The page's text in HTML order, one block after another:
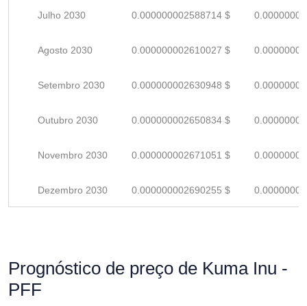
Julho 2030 0.000000002588714 $
Agosto 2030 0.000000002610027 $
Setembro 2030 0.000000002630948 $
Outubro 2030 0.000000002650834 $
Novembro 2030 0.000000002671051 $
Dezembro 2030 0.000000002690255 $
Prognóstico de preço de Kuma Inu -
PFF